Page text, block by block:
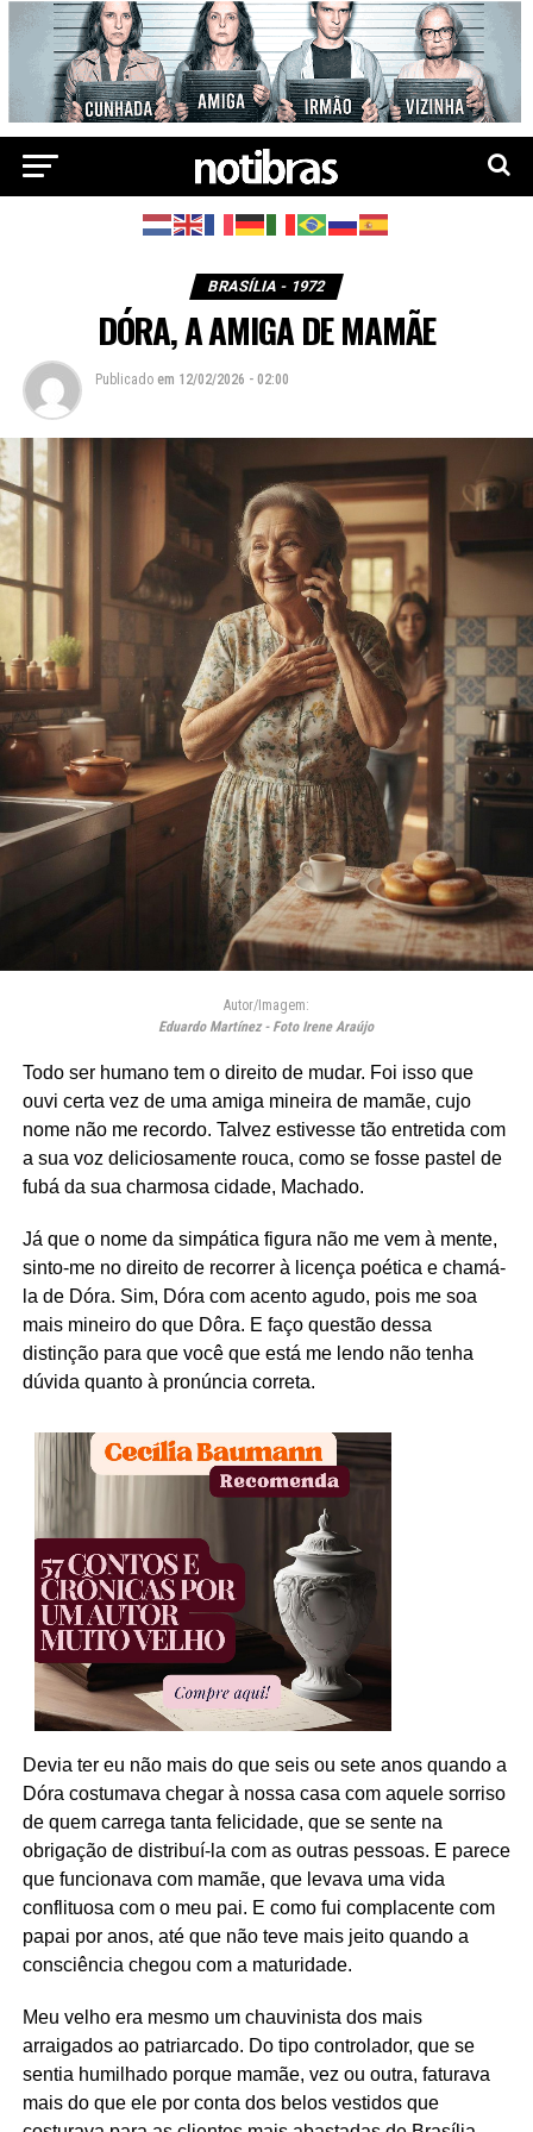
BRASÍLIA - 1972
DÓRA, A AMIGA DE MAMÃE
Publicado em 12/02/2026 - 02:00
Autor/Imagem:
Eduardo Martínez - Foto Irene Araújo
Todo ser humano tem o direito de mudar. Foi isso que
ouvi certa vez de uma amiga mineira de mamãe, cujo
nome não me recordo. Talvez estivesse tão entretida com
a sua voz deliciosamente rouca, como se fosse pastel de
fubá da sua charmosa cidade, Machado.
Já que o nome da simpática figura não me vem à mente,
sinto-me no direito de recorrer à licença poética e chamá-
la de Dóra. Sim, Dóra com acento agudo, pois me soa
mais mineiro do que Dôra. E faço questão dessa
distinção para que você que está me lendo não tenha
dúvida quanto à pronúncia correta.
Devia ter eu não mais do que seis ou sete anos quando a
Dóra costumava chegar à nossa casa com aquele sorriso
de quem carrega tanta felicidade, que se sente na
obrigação de distribuí-la com as outras pessoas. E parece
que funcionava com mamãe, que levava uma vida
conflituosa com o meu pai. E como fui complacente com
papai por anos, até que não teve mais jeito quando a
consciência chegou com a maturidade.
Meu velho era mesmo um chauvinista dos mais
arraigados ao patriarcado. Do tipo controlador, que se
sentia humilhado porque mamãe, vez ou outra, faturava
mais do que ele por conta dos belos vestidos que